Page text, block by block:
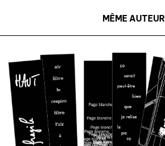
MÊME AUTEUR